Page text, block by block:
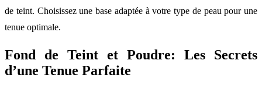
de teint. Choisissez une base adaptée à votre type de peau pour une
tenue optimale.
Fond de Teint et Poudre: Les Secrets
d’une Tenue Parfaite